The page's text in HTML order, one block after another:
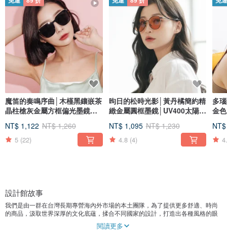
魔笛的奏鳴序曲│木槿黑鑲嵌茶
晶柱槍灰金屬方框偏光墨鏡
NT$ 1,122 NT$ 1,260
5 (22)
昫日的松時光影│黃丹橘簡約精
緻金屬圓框墨鏡│UV400太陽眼
NT$ 1,095 NT$ 1,230
4.8 (4)
多
金
設計館故事
我們是由一群在台灣長期專營海內外市場的本土團隊，為了提供更多舒適、時尚
的商品，汲取世界深厚的文化底蘊，揉合不同國家的設計，打造出各種風格的眼
鏡，提供妳多樣化的眼鏡選擇，透過產品的特色細節命名來一起遊歷世界，用盡
閱讀更多